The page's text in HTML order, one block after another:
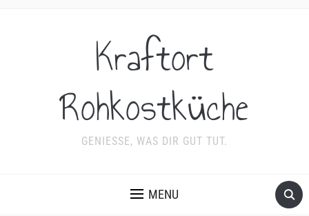
Kraftort
Rohkostküche
GENIESSE, WAS DIR GUT TUT.
MENU